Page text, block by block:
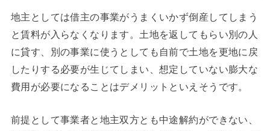
地主としては借主の事業がうまくいかず倒産してしまう
と賃料が入らなくなります。土地を返してもらい別の人
に貸す、別の事業に使うとしても自前で土地を更地に戻
したりする必要が生じてしまい、想定していない膨大な
費用が必要になることはデメリットといえそうです。
前提として事業者と地主双方とも中途解約ができない、